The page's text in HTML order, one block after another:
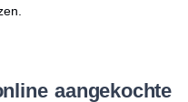
aangekochte